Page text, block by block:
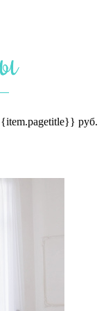
руб.